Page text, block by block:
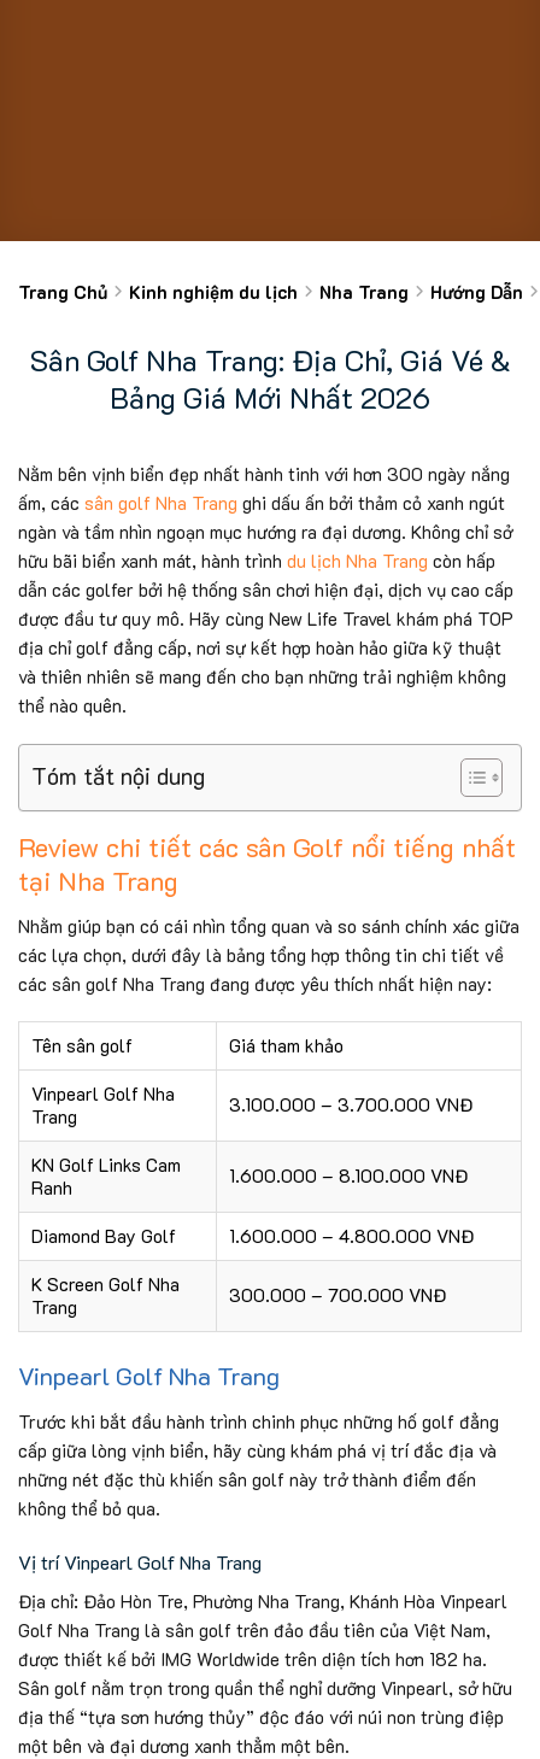
Trang Chủ Kinh nghiệm du lịch Nha Trang Hướng Dẫn
Sân Golf Nha Trang: Địa Chỉ, Giá Vé &
Bảng Giá Mới Nhất 2026
Nằm bên vịnh biển đẹp nhất hành tinh với hơn 300 ngày nắng
ấm, các sân golf Nha Trang ghi dấu ấn bởi thảm cỏ xanh ngút
ngàn và tầm nhìn ngoạn mục hướng ra đại dương. Không chỉ sở
hữu bãi biển xanh mát, hành trình du lịch Nha Trang còn hấp
dẫn các golfer bởi hệ thống sân chơi hiện đại, dịch vụ cao cấp
được đầu tư quy mô. Hãy cùng New Life Travel khám phá TOP
địa chỉ golf đẳng cấp, nơi sự kết hợp hoàn hảo giữa kỹ thuật
và thiên nhiên sẽ mang đến cho bạn những trải nghiệm không
thể nào quên.
Tóm tắt nội dung
Review chi tiết các sân Golf nổi tiếng nhất
tại Nha Trang
Nhằm giúp bạn có cái nhìn tổng quan và so sánh chính xác giữa
các lựa chọn, dưới đây là bảng tổng hợp thông tin chi tiết về
các sân golf Nha Trang đang được yêu thích nhất hiện nay:
Tên sân golf
Giá tham khảo
Vinpearl Golf Nha
Trang
3.100.000 – 3.700.000 VNĐ
KN Golf Links Cam
Ranh
1.600.000 – 8.100.000 VNĐ
Diamond Bay Golf
1.600.000 – 4.800.000 VNĐ
K Screen Golf Nha
Trang
300.000 – 700.000 VNĐ
Vinpearl Golf Nha Trang
Trước khi bắt đầu hành trình chinh phục những hố golf đẳng
cấp giữa lòng vịnh biển, hãy cùng khám phá vị trí đắc địa và
những nét đặc thù khiến sân golf này trở thành điểm đến
không thể bỏ qua.
Vị trí Vinpearl Golf Nha Trang
Địa chỉ: Đảo Hòn Tre, Phường Nha Trang, Khánh Hòa Vinpearl
Golf Nha Trang là sân golf trên đảo đầu tiên của Việt Nam,
được thiết kế bởi IMG Worldwide trên diện tích hơn 182 ha.
Sân golf nằm trọn trong quần thể nghỉ dưỡng Vinpearl, sở hữu
địa thế “tựa sơn hướng thủy” độc đáo với núi non trùng điệp
một bên và đại dương xanh thẳm một bên.